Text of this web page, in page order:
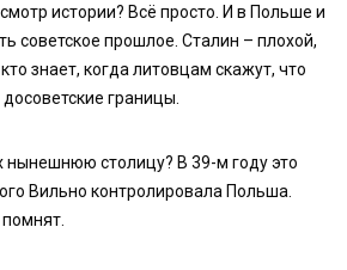
истории? Всё просто. И в Польше и
советское прошлое. Сталин – плохой,
знает, когда литовцам скажут, что
границы.
нынешнюю столицу? В 39-м году это
Вильно контролировала Польша.